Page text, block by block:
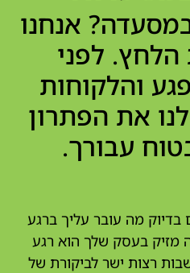
אנחנו
הלחץ. לפני
והלקוחות
את הפתרון
עבורך.
בדיוק מה עובר עליך ברגע
מזיק בעסק שלך הוא רגע
רצות ישר לביקורת של